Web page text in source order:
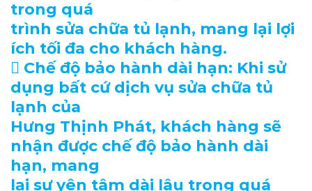
trong quá
trình sửa chữa tủ lạnh, mang lại lợi
ích tối đa cho khách hàng.
 Chế độ bảo hành dài hạn: Khi sử
dụng bất cứ dịch vụ sửa chữa tủ
lạnh của
Hưng Thịnh Phát, khách hàng sẽ
nhận được chế độ bảo hành dài
hạn, mang
lại sự yên tâm dài lâu trong quá